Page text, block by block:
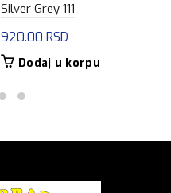
Silver Grey 111
920.00 RSD
Dodaj u korpu